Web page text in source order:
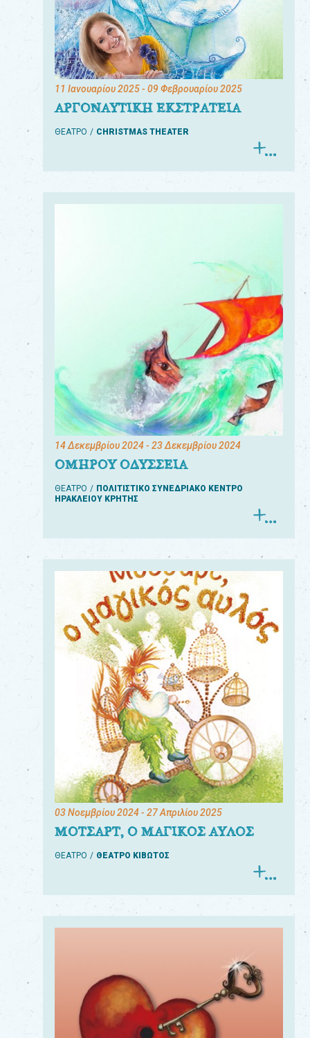
11 Ιανουαρίου 2025- 09 Φεβρουαρίου 2025
ΑΡΓΟΝΑΥΤΙΚΗ ΕΚΣΤΡΑΤΕΙΑ
ΘΕΑΤΡΟ CHRISTMAS THEATER
14 Δεκεμβρίου 2024- 23 Δεκεμβρίου 2024
ΟΜΗΡΟΥ ΟΔΥΣΣΕΙΑ
ΘΕΑΤΡΟ
ΠΟΛΙΤΙΣΤΙΚΟ ΣΥΝΕΔΡΙΑΚΟ ΚΕΝΤΡΟ
ΗΡΑΚΛΕΙΟΥ ΚΡΗΤΗΣ
03 Νοεμβρίου 2024- 27 Απριλίου 2025
ΜΟΤΣΑΡΤ, Ο ΜΑΓΙΚΟΣ ΑΥΛΟΣ
ΘΕΑΤΡΟ ΘΕΑΤΡΟ ΚΙΒΩΤΟΣ